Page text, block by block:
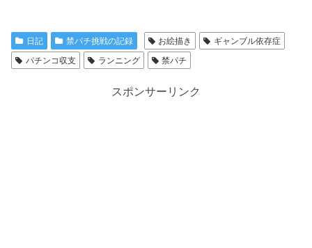
日記 禁パチ挑戦の記録 お絵描き
ギャンブル依存症
パチンコ収支
ランニング 禁パチ
スポンサーリンク